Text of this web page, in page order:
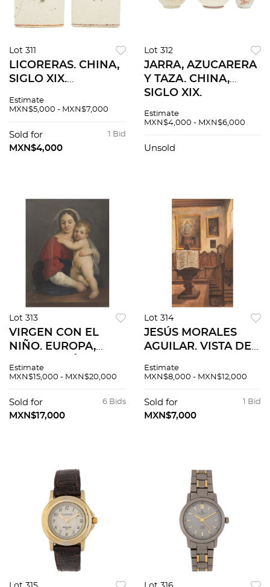
Lot 311
LICORERAS. CHINA,
SIGLO XIX.
porcelana
INDIAS, con tapones
metálicos.
Estimate
MXN$5,000 - MXN$7,000
1 Bid
Sold for
MXN$4,000
Lot 312
JARRA, AZUCARERA
Y TAZA. CHINA,
SIGLO XIX.
porcelana; dos en
INDIAS. Decoradas
Estimate
MXN$4,000 - MXN$6,000
Unsold
Lot 313
VIRGEN CON EL
NIÑO. EUROPA,
sobre tela. 59 x 46
Estimate
MXN$15,000 - MXN$20,000
6 Bids
Sold for
MXN$17,000
Lot 314
JESÚS MORALES
AGUILAR. VISTA DE
IGLESIA. Pintura
aglomerado.
Firmado.
Estimate
MXN$8,000 - MXN$12,000
1 Bid
Sold for
MXN$7,000